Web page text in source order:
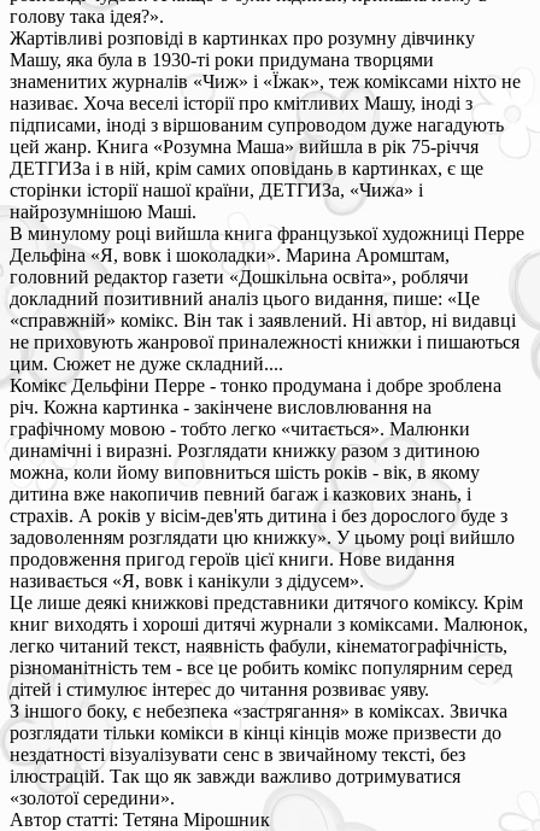
голову така ідея?».
Жартівливі розповіді в картинках про розумну дівчинку
Машу, яка була в 1930-ті роки придумана творцями
знаменитих журналів «Чиж» і «Їжак», теж коміксами ніхто не
називає. Хоча веселі історії про кмітливих Машу, іноді з
підписами, іноді з віршованим супроводом дуже нагадують
цей жанр. Книга «Розумна Маша» вийшла в рік 75-річчя
ДЕТГИЗа і в ній, крім самих оповідань в картинках, є ще
сторінки історії нашої країни, ДЕТГИЗа, «Чижа» і
найрозумнішою Маші.
В минулому році вийшла книга французької художниці Перре
Дельфіна «Я, вовк і шоколадки». Марина Аромштам,
головний редактор газети «Дошкільна освіта», роблячи
докладний позитивний аналіз цього видання, пише: «Це
«справжній» комікс. Він так і заявлений. Ні автор, ні видавці
не приховують жанрової приналежності книжки і пишаються
цим. Сюжет не дуже складний....
Комікс Дельфіни Перре - тонко продумана і добре зроблена
річ. Кожна картинка - закінчене висловлювання на
графічному мовою - тобто легко «читається». Малюнки
динамічні і виразні. Розглядати книжку разом з дитиною
можна, коли йому виповниться шість років - вік, в якому
дитина вже накопичив певний багаж і казкових знань, і
страхів. А років у вісім-дев'ять дитина і без дорослого буде з
задоволенням розглядати цю книжку». У цьому році вийшло
продовження пригод героїв цієї книги. Нове видання
називається «Я, вовк і канікули з дідусем».
Це лише деякі книжкові представники дитячого коміксу. Крім
книг виходять і хороші дитячі журнали з коміксами. Малюнок,
легко читаний текст, наявність фабули, кінематографічність,
різноманітність тем - все це робить комікс популярним серед
дітей і стимулює інтерес до читання розвиває уяву.
З іншого боку, є небезпека «застрягання» в коміксах. Звичка
розглядати тільки комікси в кінці кінців може призвести до
нездатності візуалізувати сенс в звичайному тексті, без
ілюстрацій. Так що як завжди важливо дотримуватися
«золотої середини».
Автор статті: Тетяна Мірошник